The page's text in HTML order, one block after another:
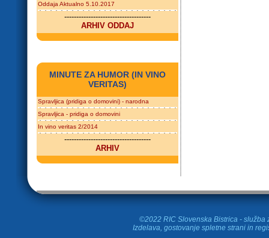
Oddaja Aktualno 5.10.2017
------------------------------------
ARHIV ODDAJ
MINUTE ZA HUMOR (IN VINO
VERITAS)
Spravljica (pridiga o domovini) - narodna
Spravljica - pridiga o domovini
In vino veritas 2/2014
------------------------------------
ARHIV
©2022 RIC Slovenska Bistrica - služba
Izdelava, gostovanje spletne strani in